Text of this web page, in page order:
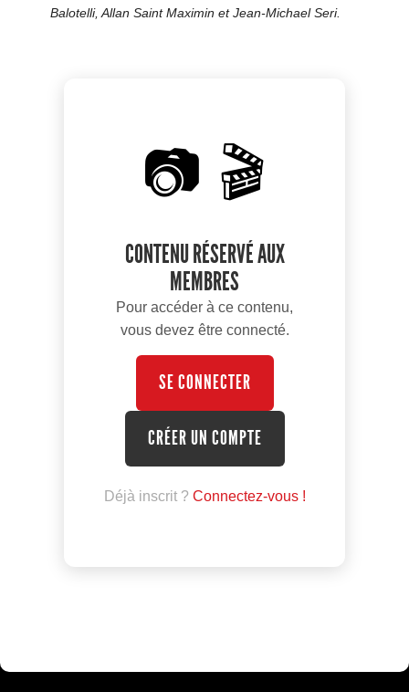
Balotelli, Allan Saint Maximin et Jean-Michael Seri.
📷 🎬
CONTENU RÉSERVÉ AUX
MEMBRES
Pour accéder à ce contenu,
vous devez être connecté.
SE CONNECTER
CRÉER UN COMPTE
Déjà inscrit ? Connectez-vous !